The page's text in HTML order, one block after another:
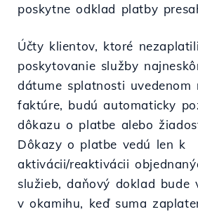
poskytne odklad platby
Účty klientov, ktoré
poskytovanie služby
dátume splatnosti uvedenom
faktúre, budú automaticky
dôkazu o platbe alebo
Dôkazy o platbe vedú len k
aktivácii/reaktivácii
služieb, daňový doklad bude
v okamihu, keď suma